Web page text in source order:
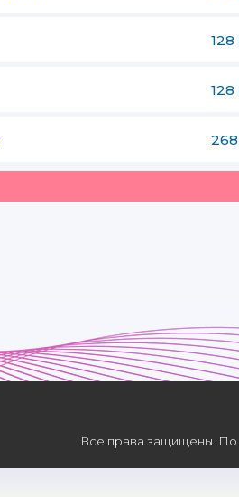
128
128
Все права защищены. По